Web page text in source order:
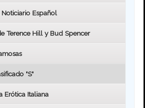
Español
Terence Hill y Bud Spencer
"S"
Erótica Italiana